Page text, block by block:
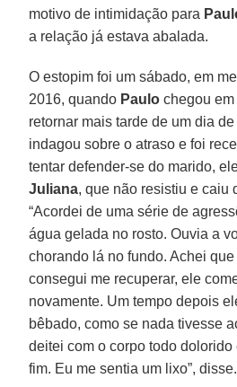
motivo de intimidação para
a relação já estava abalada.
O estopim foi um sábado, em
2016, quando Paulo chegou
retornar mais tarde de um dia
indagou sobre o atraso e foi
tentar defender-se do marido,
Juliana, que não resistiu e caiu
“Acordei de uma série de
água gelada no rosto. Ouvia a
chorando lá no fundo. Achei
consegui me recuperar, ele
novamente. Um tempo depois
bêbado, como se nada tivesse
deitei com o corpo todo dolorido
fim. Eu me sentia um lixo”, disse.